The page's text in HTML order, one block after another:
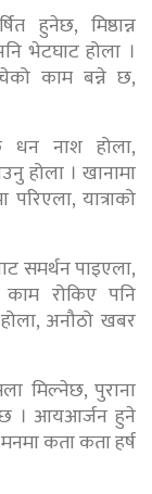
हुनेछ, मिष्ठान्न
भेटघाट होला ।
काम बन्ने छ,
धन नाश होला,
होला । खानामा
यात्राको
समर्थन पाइएला,
रोकिए पनि
अनौठो खबर
मिल्नेछ, पुराना
। आयआर्जन हुने
कता कता हर्ष